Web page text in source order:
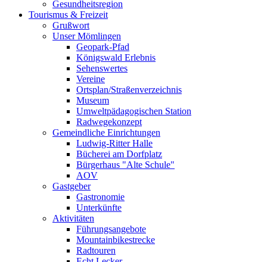
Gesundheitsregion
Tourismus & Freizeit
Grußwort
Unser Mömlingen
Geopark-Pfad
Königswald Erlebnis
Sehenswertes
Vereine
Ortsplan/Straßenverzeichnis
Museum
Umweltpädagogischen Station
Radwegekonzept
Gemeindliche Einrichtungen
Ludwig-Ritter Halle
Bücherei am Dorfplatz
Bürgerhaus "Alte Schule"
AOV
Gastgeber
Gastronomie
Unterkünfte
Aktivitäten
Führungsangebote
Mountainbikestrecke
Radtouren